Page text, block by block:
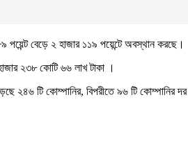
বেড়ে ২ হাজার ১১৯ পয়েন্টে অবস্থান করছে।
২৩৮ কোটি ৬৬ লাখ টাকা ।
টি কোম্পানির, বিপরীতে ৯৬ টি কোম্পানির দর